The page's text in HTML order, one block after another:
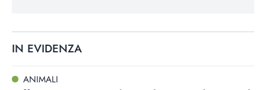
IN EVIDENZA
ANIMALI